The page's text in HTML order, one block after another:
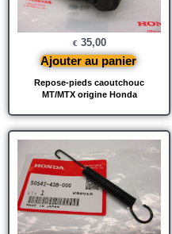
Repose-pieds caoutchouc
MT/MTX origine Honda
€ 35,00
Ajouter au panier